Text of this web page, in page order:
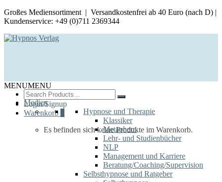
Großes Mediensortiment | Versandkostenfrei ab 40 Euro (nach D) |
Kundenservice: +49 (0)711 2369344
Search
for:
Login/Signup
Warenkorb
Es befinden sich keine Produkte im Warenkorb.
MENUMENU
Medien
Hypnose und Therapie
Klassiker
Metaphern
Lehr- und Studienbücher
NLP
Management und Karriere
Beratung/Coaching/Supervision
Selbsthypnose und Ratgeber